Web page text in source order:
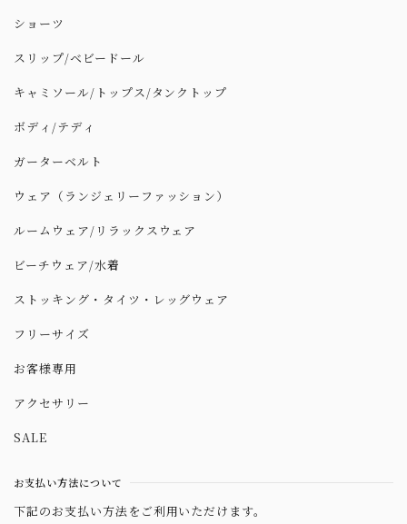
ショーツ
スリップ/ベビードール
キャミソール/トップス/タンクトップ
ボディ/テディ
ガーターベルト
ウェア（ランジェリーファッション）
ルームウェア/リラックスウェア
ビーチウェア/水着
ストッキング・タイツ・レッグウェア
フリーサイズ
お客様専用
アクセサリー
SALE
お支払い方法について
下記のお支払い方法をご利用いただけます。